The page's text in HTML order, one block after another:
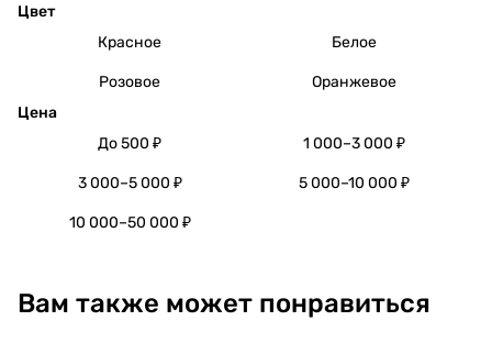
Цвет
Красное
Белое
Розовое
Оранжевое
Цена
До 500 ₽
1 000–3 000 ₽
3 000–5 000 ₽ 5 000–10 000 ₽
10 000–50 000 ₽
Вам также может понравиться